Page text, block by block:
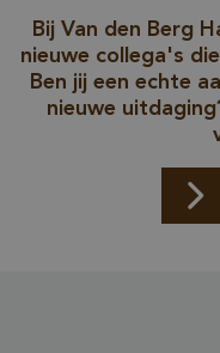
Bij Van den Berg
nieuwe collega's
Ben jij een echte
nieuwe